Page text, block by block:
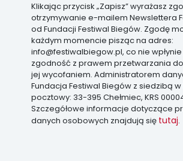
Klikając przycisk „Zapisz” wyrażasz
otrzymywanie e-mailem Newslettera
od Fundacji Festiwal Biegów. Zgodę
każdym momencie pisząc na adres:
info@festiwalbiegow.pl, co nie
zgodność z prawem przetwarzania
jej wycofaniem. Administratorem
Fundacja Festiwal Biegów z siedzibą w
pocztowy: 33-395 Chełmiec, KRS
Szczegółowe informacje dotyczące
danych osobowych znajdują się tutaj.